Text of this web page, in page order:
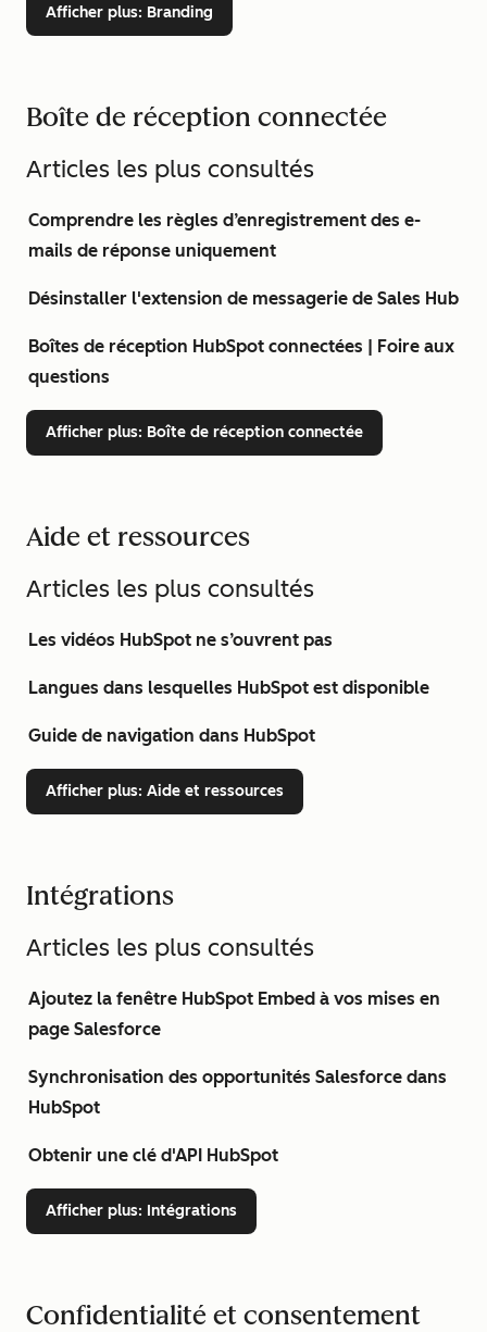
Afficher plus: Branding
Boîte de réception connectée
Articles les plus consultés
Comprendre les règles d’enregistrement des e-
mails de réponse uniquement
Désinstaller l'extension de messagerie de Sales Hub
Boîtes de réception HubSpot connectées | Foire aux
questions
Afficher plus: Boîte de réception connectée
Aide et ressources
Articles les plus consultés
Les vidéos HubSpot ne s’ouvrent pas
Langues dans lesquelles HubSpot est disponible
Guide de navigation dans HubSpot
Afficher plus: Aide et ressources
Intégrations
Articles les plus consultés
Ajoutez la fenêtre HubSpot Embed à vos mises en
page Salesforce
Synchronisation des opportunités Salesforce dans
HubSpot
Obtenir une clé d'API HubSpot
Afficher plus: Intégrations
Confidentialité et consentement